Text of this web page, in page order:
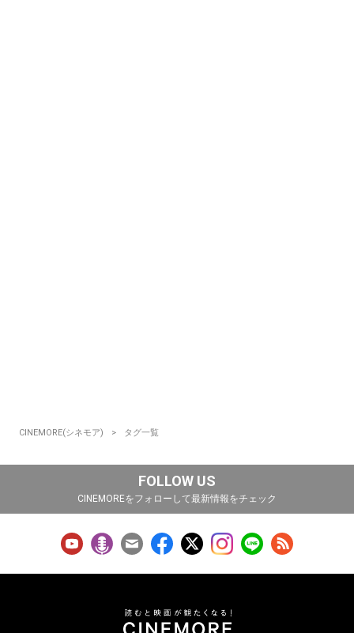
CINEMORE(シネモア) タグ一覧
FOLLOW US
CINEMOREをフォローして最新情報をチェック